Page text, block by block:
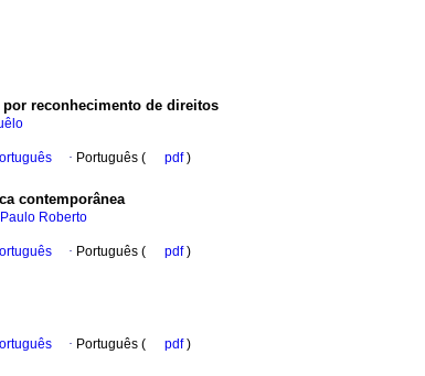
reconhecimento de direitos
· Português ( pdf)
contemporânea
Roberto
· Português ( pdf)
· Português ( pdf)